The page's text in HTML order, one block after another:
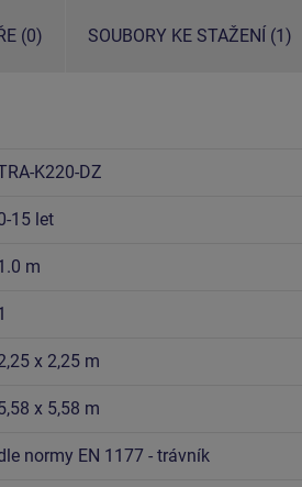
(0) SOUBORY KE STAŽENÍ (1)
K220-DZ
15 let
m
x 2,25 m
x 5,58 m
normy EN 1177 - trávník